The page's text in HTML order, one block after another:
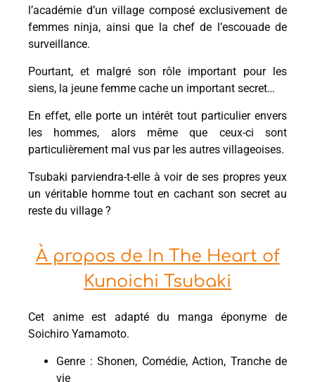
l’académie d’un village composé exclusivement de
femmes ninja, ainsi que la chef de l’escouade de
surveillance.
Pourtant, et malgré son rôle important pour les
siens, la jeune femme cache un important secret…
En effet, elle porte un intérêt tout particulier envers
les hommes, alors même que ceux-ci sont
particulièrement mal vus par les autres villageoises.
Tsubaki parviendra-t-elle à voir de ses propres yeux
un véritable homme tout en cachant son secret au
reste du village ?
À propos de In The Heart of
Kunoichi Tsubaki
Cet anime est adapté du manga éponyme de
Soichiro Yamamoto.
Genre : Shonen, Comédie, Action, Tranche de
vie